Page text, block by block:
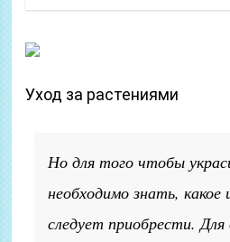
Уход за растениями
Но для того чтобы
необходимо знать, какое
следует приобрести.